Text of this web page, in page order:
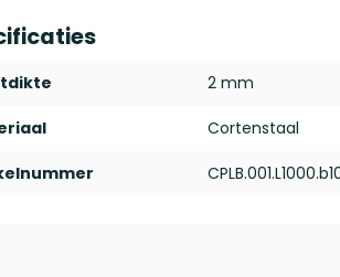
2 mm
Cortenstaal